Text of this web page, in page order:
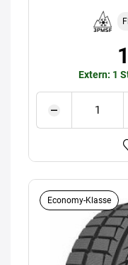
Extern: 1
Economy-Klasse